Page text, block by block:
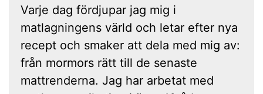
Varje dag fördjupar jag mig i
matlagningens värld och letar efter nya
recept och smaker att dela med mig av:
från mormors rätt till de senaste
mattrenderna. Jag har arbetat med